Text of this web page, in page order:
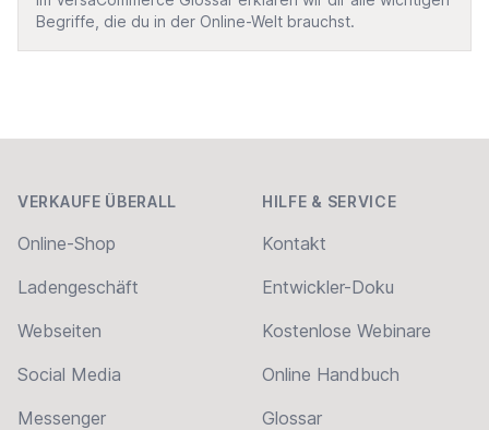
Begriffe, die du in der Online-Welt brauchst.
VERKAUFE ÜBERALL
Online-Shop
Ladengeschäft
Webseiten
Social Media
Messenger
HILFE & SERVICE
Kontakt
Entwickler-Doku
Kostenlose Webinare
Online Handbuch
Glossar